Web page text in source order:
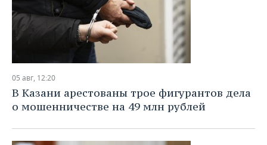
05 авг, 12:20
В Казани арестованы трое фигурантов дела
о мошенничестве на 49 млн рублей